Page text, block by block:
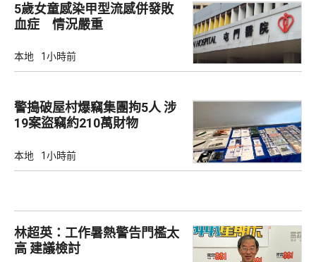
5歲女童感染甲型流感併發敗
血症 情況嚴重
本地 1小時前
警搗破屋村爆竊集團拘5人 涉
19案盜竊約210萬財物
本地 1小時前
林超英：工作暑熱警告門檻太
高 建議檢討